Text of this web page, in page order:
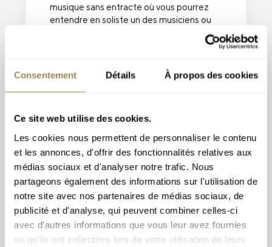
Consentement Détails À propos des cookies
Ce site web utilise des cookies.
Les cookies nous permettent de personnaliser le contenu
et les annonces, d'offrir des fonctionnalités relatives aux
médias sociaux et d'analyser notre trafic. Nous
partageons également des informations sur l'utilisation de
notre site avec nos partenaires de médias sociaux, de
publicité et d'analyse, qui peuvent combiner celles-ci
avec d'autres informations que vous leur avez fournies
ou qu'ils ont collectées lors de votre utilisation de leurs
musique sans entracte où vous pourrez
entendre en soliste un des musiciens ou
carte blanche à l’HEMU.
Les Entractes
Une série de concerts de musique de
chambre à la pause de midi à la Salle
Paderewski. En trio, quatuor, quintette,
sextuor ou septuor, les musiciennes et les